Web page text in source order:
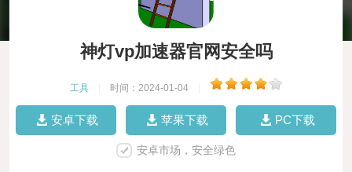
神灯vp加速器官网安全吗
工具 时间：2024-01-04
安卓下载 苹果下载 PC下载
安卓市场，安全绿色